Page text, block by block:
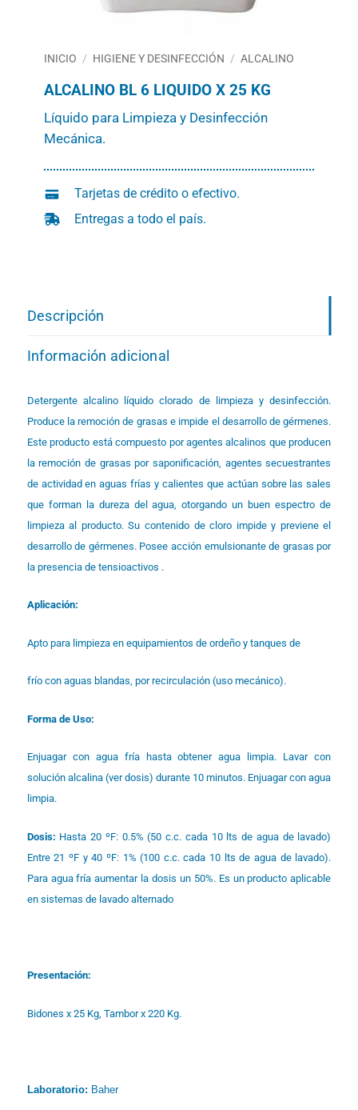
INICIO / HIGIENE Y DESINFECCIÓN / ALCALINO
ALCALINO BL 6 LIQUIDO X 25 KG
Líquido para Limpieza y Desinfección
Mecánica.
Tarjetas de crédito o efectivo.
Entregas a todo el país.
Descripción
Información adicional
Detergente alcalino líquido clorado de limpieza y desinfección.
Produce la remoción de grasas e impide el desarrollo de gérmenes.
Este producto está compuesto por agentes alcalinos que producen
la remoción de grasas por saponificación, agentes secuestrantes
de actividad en aguas frías y calientes que actúan sobre las sales
que forman la dureza del agua, otorgando un buen espectro de
limpieza al producto. Su contenido de cloro impide y previene el
desarrollo de gérmenes. Posee acción emulsionante de grasas por
la presencia de tensioactivos .
Aplicación:
Apto para limpieza en equipamientos de ordeño y tanques de
frío con aguas blandas, por recirculación (uso mecánico).
Forma de Uso:
Enjuagar con agua fría hasta obtener agua limpia. Lavar con
solución alcalina (ver dosis) durante 10 minutos. Enjuagar con agua
limpia.
Dosis: Hasta 20 ºF: 0.5% (50 c.c. cada 10 lts de agua de lavado)
Entre 21 ºF y 40 ºF: 1% (100 c.c. cada 10 lts de agua de lavado).
Para agua fría aumentar la dosis un 50%. Es un producto aplicable
en sistemas de lavado alternado
Presentación:
Bidones x 25 Kg, Tambor x 220 Kg.
Laboratorio: Baher